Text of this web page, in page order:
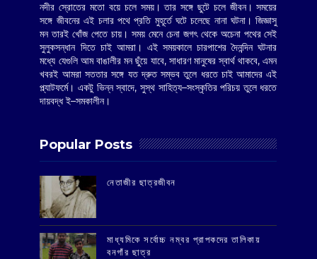
নদীর স্রোতের মতো বয়ে চলে সময়। তার সঙ্গে ছুটে চলে জীবন। সময়ের
সঙ্গে জীবনের এই চলার পথে প্রতি মুহূর্তে ঘটে চলেছে নানা ঘটনা। জিজ্ঞাসু
মন তারই খোঁজ পেতে চায়। সময় মেনে চেনা জগৎ থেকে অচেনা পথের সেই
সুলুকসন্ধান দিতে চাই আমরা। এই সময়কালে চারপাশের দৈনন্দিন ঘটনার
মধ্যে যেগুলি আম বাঙালীর মন ছুঁয়ে যাবে, সাধারণ মানুষের স্বার্থ থাকবে, এমন
খবরই আমরা সততার সঙ্গে যত দ্রুত সম্ভব তুলে ধরতে চাই আমাদের এই
প্ল্যাটফর্মে। একটু ভিন্ন স্বাদে, সুস্থ সাহিত্য–সংস্কৃতির পরিচয় তুলে ধরতে
দায়বদ্ধ ই–সমকালীন।
Popular Posts
‌নেতাজীর ছাত্রজীবন
মাধ্যমিকে সর্বোচ্চ নম্বর প্রাপকদের তালিকায়
বনগাঁর ছাত্র